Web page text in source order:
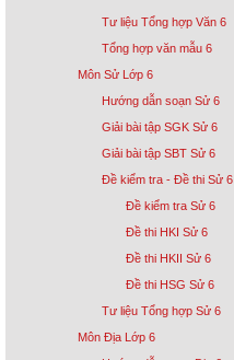
Tư liệu Tổng hợp Văn 6
Tổng hợp văn mẫu 6
Môn Sử Lớp 6
Hướng dẫn soạn Sử 6
Giải bài tập SGK Sử 6
Giải bài tập SBT Sử 6
Đề kiểm tra - Đề thi Sử 6
Đề kiểm tra Sử 6
Đề thi HKI Sử 6
Đề thi HKII Sử 6
Đề thi HSG Sử 6
Tư liệu Tổng hợp Sử 6
Môn Địa Lớp 6